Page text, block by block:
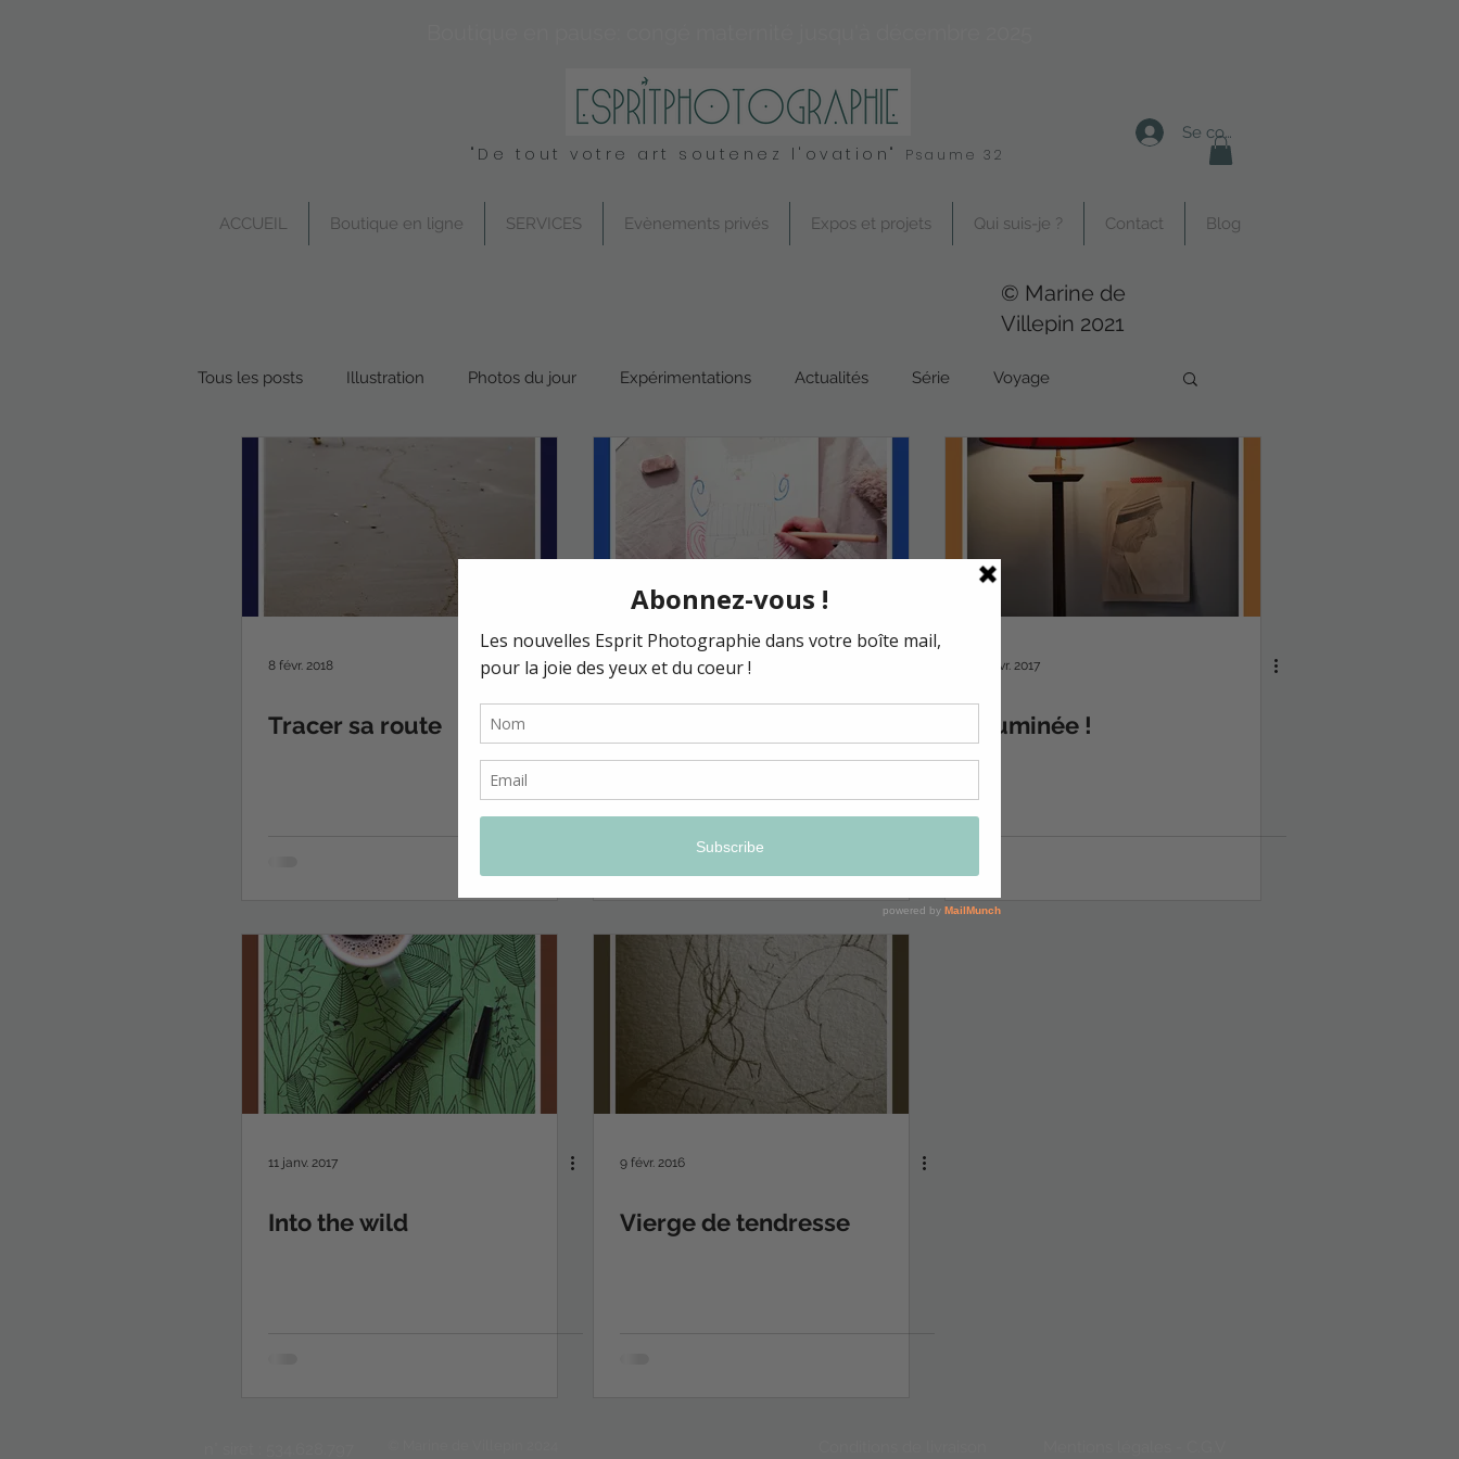
"De tout votre art soutenez l'ovation" Psaume 32
Se connecter
ACCUEIL Boutique en ligne SERVICES Evènements privés Expos et projets Qui suis-je ? Contact Blog
© Marine de
Villepin 2021
Tous les posts Illustration Photos du jour Expérimentations Actualités Série Voyage
Spirituel
8 févr. 2018
Tracer sa route
19 janv. 2018 13 févr. 2017
Illuminée !
11 janv. 2017
Into the wild
9 févr. 2016
Vierge de tendresse